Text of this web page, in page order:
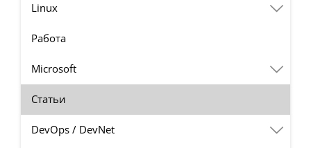
Linux
Работа
Microsoft
Статьи
DevOps / DevNet